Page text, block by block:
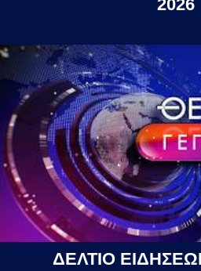
2026
ΔΕΛΤΙΟ